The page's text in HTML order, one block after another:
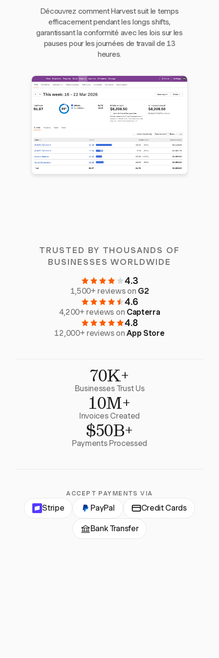
Découvrez comment Harvest suit le temps
efficacement pendant les longs shifts,
garantissant la conformité avec les lois sur les
pauses pour les journées de travail de 13
heures.
TRUSTED BY THOUSANDS OF
BUSINESSES WORLDWIDE
4.3
1,500+ reviews on G2
4.6
4,200+ reviews on Capterra
4.8
12,000+ reviews onApp Store
70K+
Businesses Trust Us
10M+
Invoices Created
$50B+
Payments Processed
ACCEPT PAYMENTS VIA
Stripe PayPal Credit Cards
Bank Transfer